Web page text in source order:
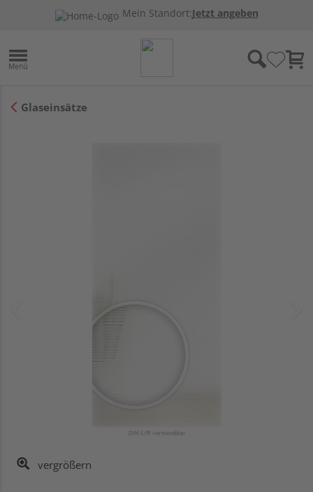
Mein Standort:Jetzt angeben
Glaseinsätze
vergrößern